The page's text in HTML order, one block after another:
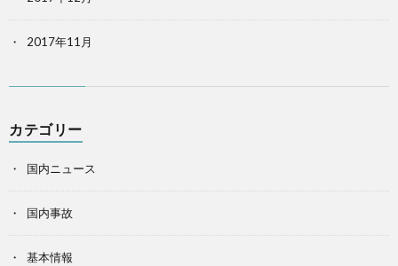
2017年11月
カテゴリー
国内ニュース
国内事故
基本情報